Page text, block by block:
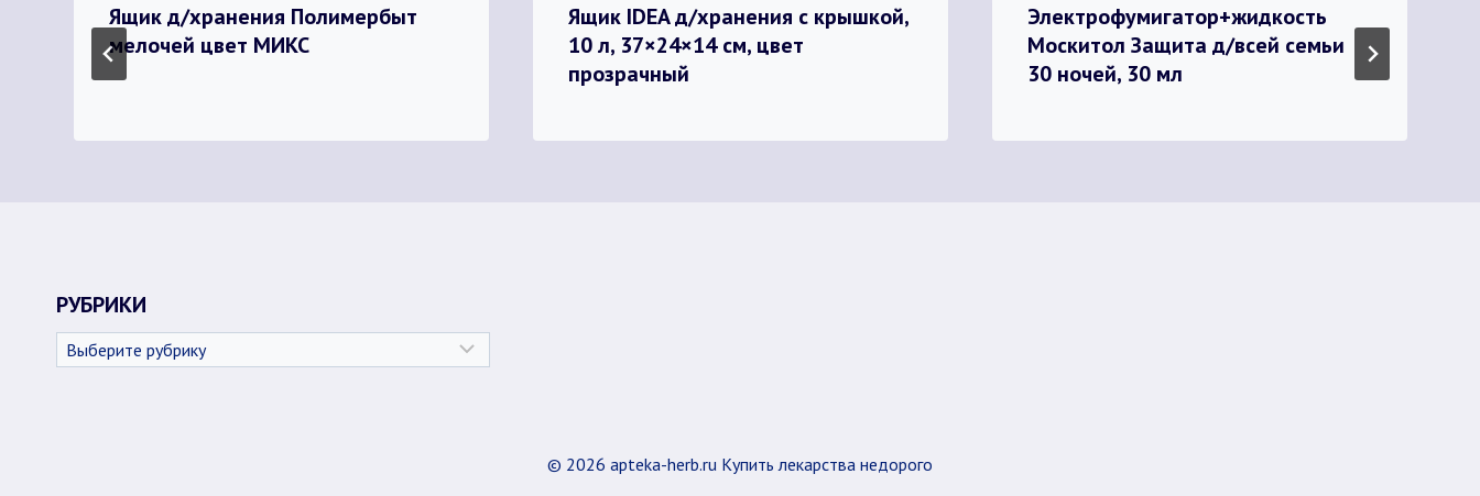
Ящик д/хранения Полимербыт
мелочей цвет МИКС
Ящик IDEA д/хранения с крышкой,
10 л, 37×24×14 см, цвет
прозрачный
Электрофумигатор+жидкость
Москитол Защита д/всей семьи
30 ночей, 30 мл
РУБРИКИ
Рубрики
© 2026 apteka-herb.ru Купить лекарства недорого